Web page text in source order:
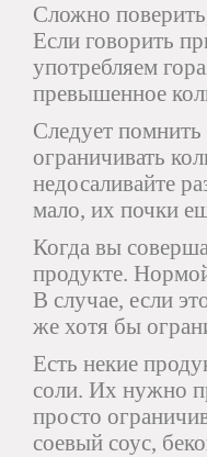
Сложно
Если говорить
употребляем
превышенное
Следует
ограничивать
недосаливайте
мало, их почки
Когда вы
продукте.
В случае, если
же хотя бы
Есть некие
соли. Их нужно
просто
соевый соус,